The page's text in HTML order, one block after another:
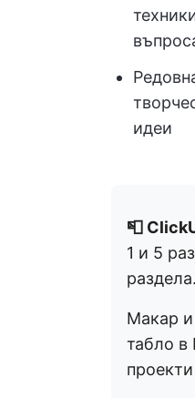
идеи
📮
1 и 5
раздела.
Макар и
табло в